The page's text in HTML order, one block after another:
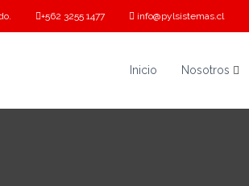
+562 3255 1477 info@pylsistemas.cl
Inicio Nosotros